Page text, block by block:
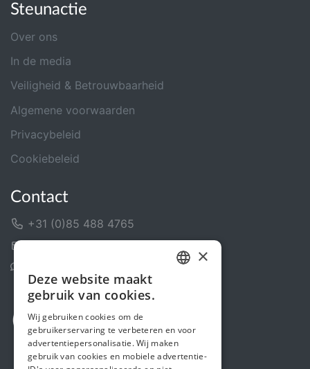
Steunactie
Over ons
In de media
Veiligheid & Betrouwbaarheid
Algemene voorwaarden
Privacybeleid
Cookiebeleid
Contact
+31 (0)85 488 4765
ENGLISH
×
Deze website maakt
gebruik van cookies.
Wij gebruiken cookies om de
gebruikerservaring te verbeteren en voor
advertentiepersonalisatie. Wij maken
gebruik van cookies en mobiele advertentie-